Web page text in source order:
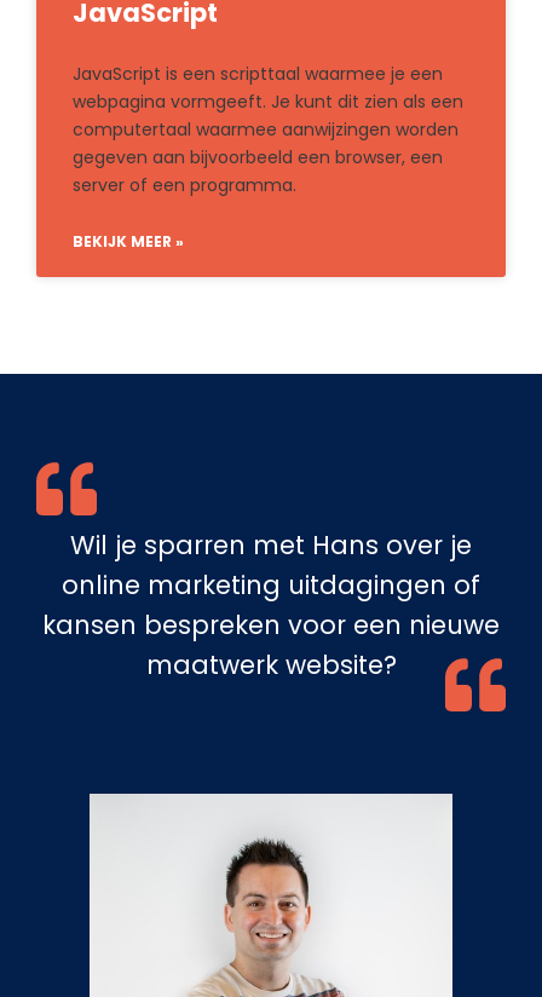
JavaScript
JavaScript is een scripttaal waarmee je een
webpagina vormgeeft. Je kunt dit zien als een
computertaal waarmee aanwijzingen worden
gegeven aan bijvoorbeeld een browser, een
server of een programma.
BEKIJK MEER »
Wil je sparren met Hans over je
online marketing uitdagingen of
kansen bespreken voor een nieuwe
maatwerk website?